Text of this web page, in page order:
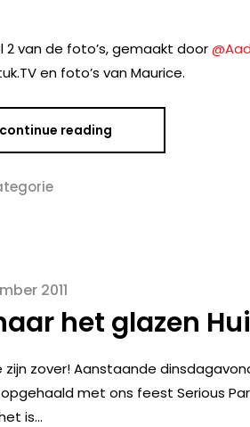
2 van de foto’s, gemaakt door
en foto’s van Maurice.
continue reading
2011
het glazen
zijn zover! Aanstaande
met ons feest Serious
is...